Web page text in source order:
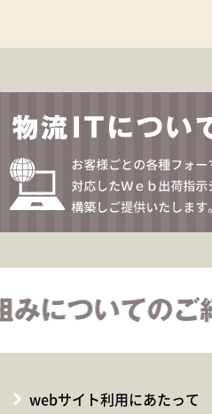
webサイト利用にあたって